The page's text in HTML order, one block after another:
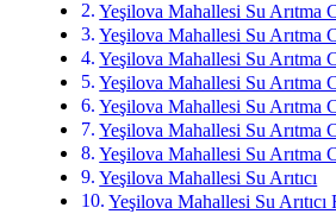
Yeşilova Mahallesi Su Arıtma
Yeşilova Mahallesi Su Arıtma
Yeşilova Mahallesi Su Arıtma
Yeşilova Mahallesi Su Arıtma
Yeşilova Mahallesi Su Arıtma
Yeşilova Mahallesi Su Arıtma
Yeşilova Mahallesi Su Arıtma
Yeşilova Mahallesi Su Arıtıcı
Yeşilova Mahallesi Su Arıtıcı